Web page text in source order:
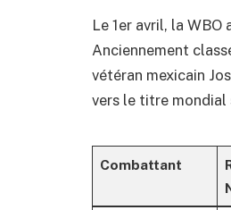
Le 1er avril, la
Anciennement
vétéran mexicain
vers le titre mondial
Combattant